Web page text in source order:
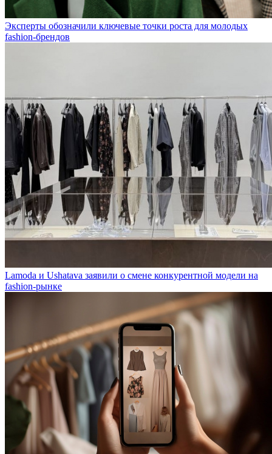
Эксперты обозначили ключевые точки роста для молодых
fashion-брендов
Lamoda и Ushatava заявили о смене конкурентной модели на
fashion-рынке